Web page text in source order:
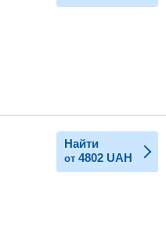
Найти
от 4802 UAH